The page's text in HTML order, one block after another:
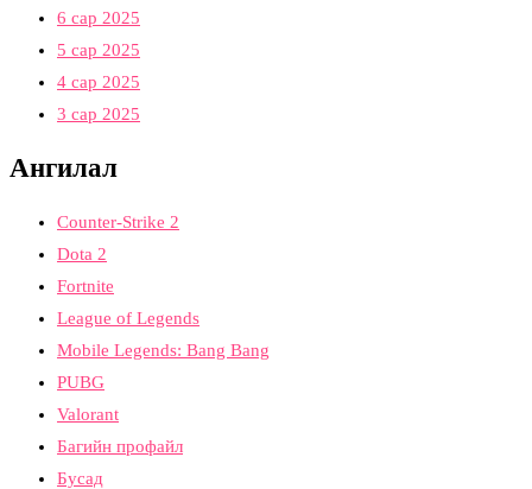
6 сар 2025
5 сар 2025
4 сар 2025
3 сар 2025
Ангилал
Counter-Strike 2
Dota 2
Fortnite
League of Legends
Mobile Legends: Bang Bang
PUBG
Valorant
Багийн профайл
Бусад